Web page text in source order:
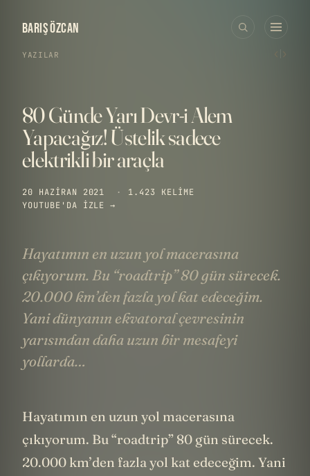
BARIŞ ÖZCAN
YAZILAR ›
80 Günde Yarı Devr-i Alem
Yapacağız! Üstelik sadece
elektrikli bir araçla
20 HAZIRAN 2021 ·
1.423 KELIME
YOUTUBE'DA IZLE →
Hayatımın en uzun yol macerasına
çıkıyorum. Bu “roadtrip” 80 gün sürecek.
20.000 km’den fazla yol kat edeceğim.
Yani dünyanın ekvatoral çevresinin
yarısından daha uzun bir mesafeyi
yollarda…
Hayatımın en uzun yol macerasına
çıkıyorum. Bu “roadtrip” 80 gün sürecek.
20.000 km’den fazla yol kat edeceğim. Yani